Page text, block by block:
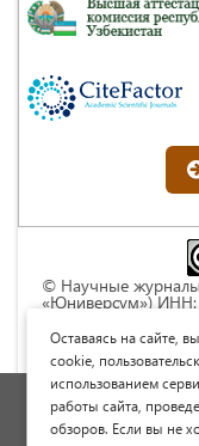
© Научные
«Юниверсум»)
Commons «
Непортированная
Политика
Оставаясь на сайте,
cookie,
использованием
работы сайта,
обзоров. Если вы не